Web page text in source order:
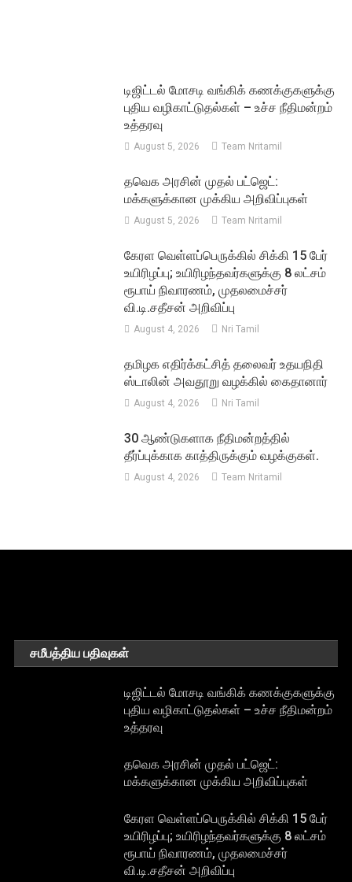
டிஜிட்டல் மோசடி வங்கிக் கணக்குகளுக்கு
புதிய வழிகாட்டுதல்கள் – உச்ச நீதிமன்றம்
உத்தரவு
August 5, 2026 Team Nritamil
தவெக அரசின் முதல் பட்ஜெட்:
மக்களுக்கான முக்கிய அறிவிப்புகள்
August 5, 2026 Team Nritamil
கேரள வெள்ளப்பெருக்கில் சிக்கி 15 பேர்
உயிரிழப்பு; உயிரிழந்தவர்களுக்கு 8 லட்சம்
ரூபாய் நிவாரணம், முதலமைச்சர்
வி.டி.சதீசன் அறிவிப்பு
August 4, 2026 Nri Tamil
தமிழக எதிர்க்கட்சித் தலைவர் உதயநிதி
ஸ்டாலின் அவதூறு வழக்கில் கைதானார்
August 4, 2026 Nri Tamil
30 ஆண்டுகளாக நீதிமன்றத்தில்
தீர்ப்புக்காக காத்திருக்கும் வழக்குகள்.
August 4, 2026 Team Nritamil
சமீபத்திய பதிவுகள்
டிஜிட்டல் மோசடி வங்கிக் கணக்குகளுக்கு
புதிய வழிகாட்டுதல்கள் – உச்ச நீதிமன்றம்
உத்தரவு
தவெக அரசின் முதல் பட்ஜெட்:
மக்களுக்கான முக்கிய அறிவிப்புகள்
கேரள வெள்ளப்பெருக்கில் சிக்கி 15 பேர்
உயிரிழப்பு; உயிரிழந்தவர்களுக்கு 8 லட்சம்
ரூபாய் நிவாரணம், முதலமைச்சர்
வி.டி.சதீசன் அறிவிப்பு